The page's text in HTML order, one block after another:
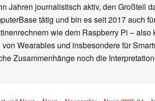
Jahren journalistisch aktiv, den Großteil
tätig und bin es seit 2017 auch
wie dem Raspberry Pi –
Wearables und insbesondere für
Zusammenhänge noch die